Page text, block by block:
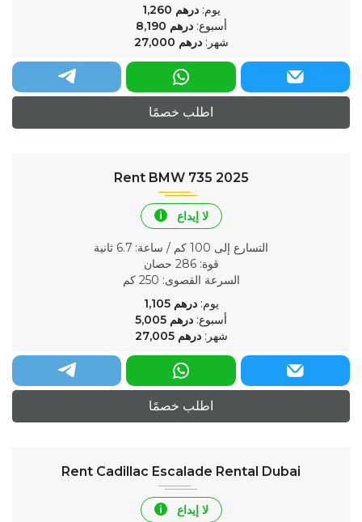
يوم: درهم
أسبوع: درهم
شهر: درهم
اطلب خصمًا
Rent BMW 735 2025
لا إيداع
التسارع إلى 100 كم / ساعة
: 6.7 ثانية
قوة: 286 حصان
السرعة القصوى: 250 كم
يوم: درهم 1,105
أسبوع: درهم
شهر: درهم 27,005
اطلب خصمًا
Rent Cadillac Escalade Rental Dubai
لا إيداع